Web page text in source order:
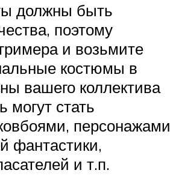
должны быть
поэтому
и возьмите
костюмы в
вашего коллектива
могут стать
персонажами
фантастики,
и т.п.